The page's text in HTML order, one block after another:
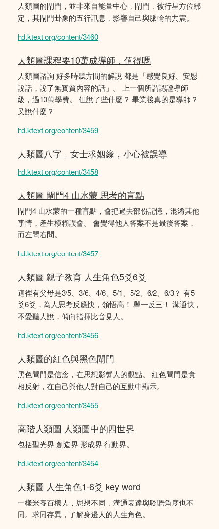
人類圖的閘門，並非來自能量中心，閘門，被行星方位綁
定，其閘門卦象的五行訊息，影響自己與脈輪的共震。
hd.ktext.org/content/3460
人類圖課程要10萬成導師，值得嗎
人類圖諮詢 好多時聽方間的解說 都是「感覺良好、安慰
說話，說了無實質內容的話」。 上一個所謂認證導師
級，過10萬學費。 但說了些什麼？ 畢業後真的是導師？
又說什麼？
hd.ktext.org/content/3459
人類圖八字，女士求姻緣，小心被誤導
hd.ktext.org/content/3458
人類圖 閘門4 山水蒙 思考的盲點
閘門4 山水蒙的一種盲點，會把過去部份記憶，混淆其他
事情，產生模糊誤會。 會覺得他人答案不是最後答案，
而左問右問。
hd.ktext.org/content/3457
人類圖 親子教育 人生角色5爻6爻
這裡有父母是3/5、3/6、4/6、5/1、5/2、6/2、6/3？ 有5
爻6爻，為人思考反應快，領悟高！ 舉一反三！ 溝通快，
不愛聽人說，傾向指揮比音見人。
hd.ktext.org/content/3456
人類圖的紅色與黑色閘門
黑色閘門是信念，在思想影響人的觀點。 紅色閘門是實
相反射，在自己與他人對自己的互動中顯示。
hd.ktext.org/content/3455
高階人類圖 人類圖中的四世界
包括聖光界 創造界 形成界 行動界。
hd.ktext.org/content/3454
人類圖 人生角色1-6爻 key word
一樣米養百樣人，思想不同，溝通表達與聆聽角度也不
同。求同存異，了解身邊人的人生角色。